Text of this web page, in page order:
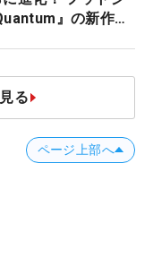
』の新作を
る
ページ上部へ